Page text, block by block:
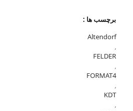
برچسب ها :
Altendorf
,
FELDER
,
FORMAT4
,
KDT
,